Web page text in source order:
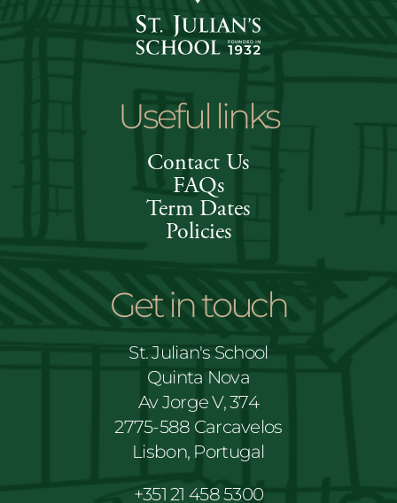
Useful links
Contact Us
FAQs
Term Dates
Policies
Get in touch
St. Julian's School
Quinta Nova
Av Jorge V, 374
2775-588 Carcavelos
Lisbon, Portugal
+351 21 458 5300